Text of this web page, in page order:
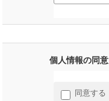
個人情報の同意
同意する